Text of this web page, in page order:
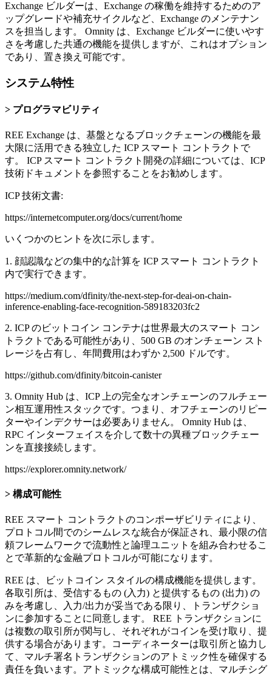
Exchange ビルダーは、Exchange の稼働を維持するためのア
ップグレードや補充サイクルなど、Exchange のメンテナン
スを担当します。 Omnity は、Exchange ビルダーに使いやす
さを考慮した共通の機能を提供しますが、これはオプション
であり、置き換え可能です。
システム特性
プログラマビリティ
REE Exchange は、基盤となるブロックチェーンの機能を最
大限に活用できる独立した ICP スマート コントラクトで
す。 ICP スマート コントラクト開発の詳細については、ICP
技術ドキュメントを参照することをお勧めします。
ICP 技術文書:
https://internetcomputer.org/docs/current/home
いくつかのヒントを次に示します。
1. 顔認識などの集中的な計算を ICP スマート コントラクト
内で実行できます。
https://medium.com/dfinity/the-next-step-for-deai-on-chain-
inference-enabling-face-recognition-589183203fc2
2. ICP のビットコイン コンテナは世界最大のスマート コン
トラクトである可能性があり、500 GB のオンチェーン スト
レージを占有し、年間費用はわずか 2,500 ドルです。
https://github.com/dfinity/bitcoin-canister
3. Omnity Hub は、ICP 上の完全なオンチェーンのフルチェー
ン相互運用性スタックです。つまり、オフチェーンのリピー
ターやインデクサーは必要ありません。 Omnity Hub は、
RPC インターフェイスを介して数十の異種ブロックチェー
ンを直接接続します。
https://explorer.omnity.network/
構成可能性
REE スマート コントラクトのコンポーザビリティにより、
プロトコル間でのシームレスな統合が保証され、最小限の信
頼フレームワークで流動性と論理ユニットを組み合わせるこ
とで革新的な金融プロトコルが可能になります。
REE は、ビットコイン スタイルの構成機能を提供します。
各取引所は、受信するもの (入力) と提供するもの (出力) の
みを考慮し、入力/出力が妥当である限り、トランザクショ
ンに参加することに同意します。 REE トランザクションに
は複数の取引所が関与し、それぞれがコインを受け取り、提
供する場合があります。コーディネーターは取引所と協力し
て、マルチ署名トランザクションのアトミック性を確保する
責任を負います。アトミックな構成可能性とは、マルチシグ